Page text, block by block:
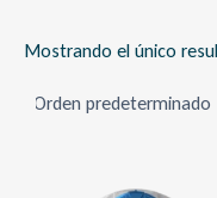
Mostrando el único